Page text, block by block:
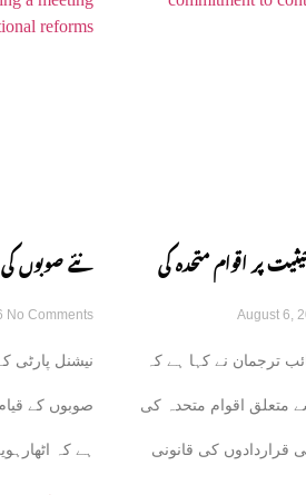
پر اقوام متحدہ کی
حیثیت تبدیل نہیں ہوئی:
August 6,
ترجمان نے کہا ہے کہ
متعلق اقوام متحدہ کی
قراردادوں کی قانونی
نئے صوبوں
اٹھارہویں
No Comments
نیشنل پارٹی
صوبوں کے
ہے کہ